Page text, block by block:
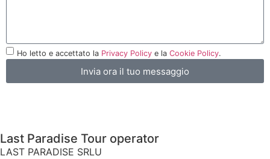
Ho letto e accettato la Privacy Policy e la Cookie Policy.
Invia ora il tuo messaggio
Last Paradise Tour operator
LAST PARADISE SRLU